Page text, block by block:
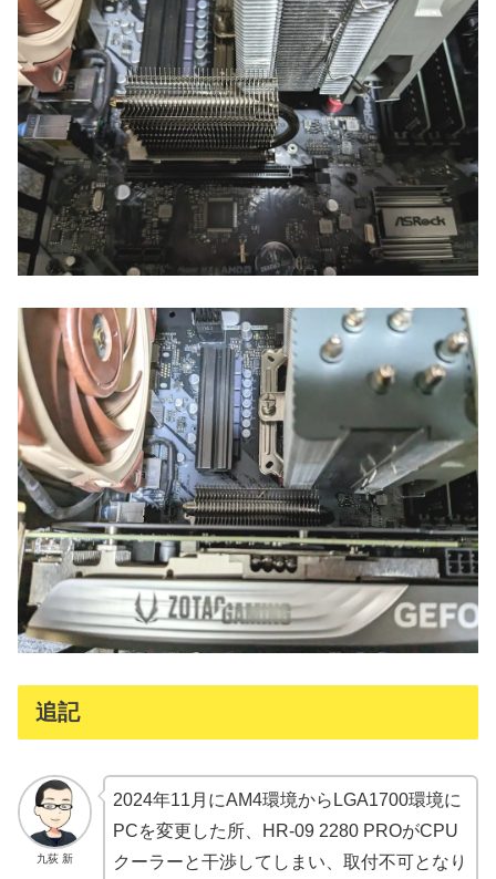
追記
九荻 新
2024年11月にAM4環境からLGA1700環境に
PCを変更した所、HR-09 2280 PROがCPU
クーラーと干渉してしまい、取付不可となり